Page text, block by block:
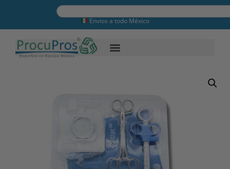
Envios a todo México